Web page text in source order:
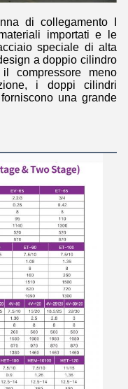
di collegamento I
importati e le
speciale di alta
a doppio cilindro
compressore meno
i doppi cilindri
una grande